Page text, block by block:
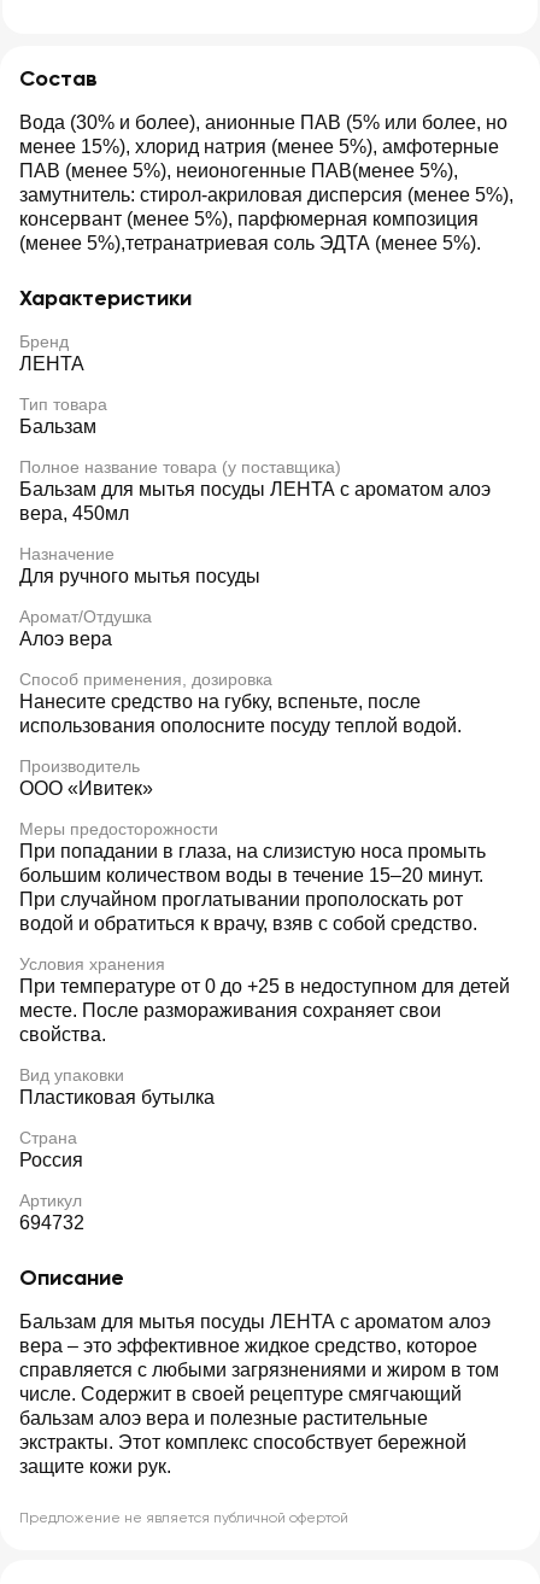
Состав
Вода (30% и более), анионные ПАВ (5% или более, но
менее 15%), хлорид натрия (менее 5%), амфотерные
ПАВ (менее 5%), неионогенные ПАВ(менее 5%),
замутнитель: стирол-акриловая дисперсия (менее 5%),
консервант (менее 5%), парфюмерная композиция
(менее 5%),тетранатриевая соль ЭДТА (менее 5%).
Характеристики
Бренд
ЛЕНТА
Тип товара
Бальзам
Полное название товара (у поставщика)
Бальзам для мытья посуды ЛЕНТА с ароматом алоэ
вера, 450мл
Назначение
Для ручного мытья посуды
Аромат/Отдушка
Алоэ вера
Способ применения, дозировка
Нанесите средство на губку, вспеньте, после
использования ополосните посуду теплой водой.
Производитель
ООО «Ивитек»
Меры предосторожности
При попадании в глаза, на слизистую носа промыть
большим количеством воды в течение 15–20 минут.
При случайном проглатывании прополоскать рот
водой и обратиться к врачу, взяв с собой средство.
Условия хранения
При температуре от 0 до +25 в недоступном для детей
месте. После размораживания сохраняет свои
свойства.
Вид упаковки
Пластиковая бутылка
Страна
Россия
Артикул
694732
Описание
Бальзам для мытья посуды ЛЕНТА с ароматом алоэ
вера – это эффективное жидкое средство, которое
справляется с любыми загрязнениями и жиром в том
числе. Содержит в своей рецептуре смягчающий
бальзам алоэ вера и полезные растительные
экстракты. Этот комплекс способствует бережной
защите кожи рук.
Предложение не является публичной офертой